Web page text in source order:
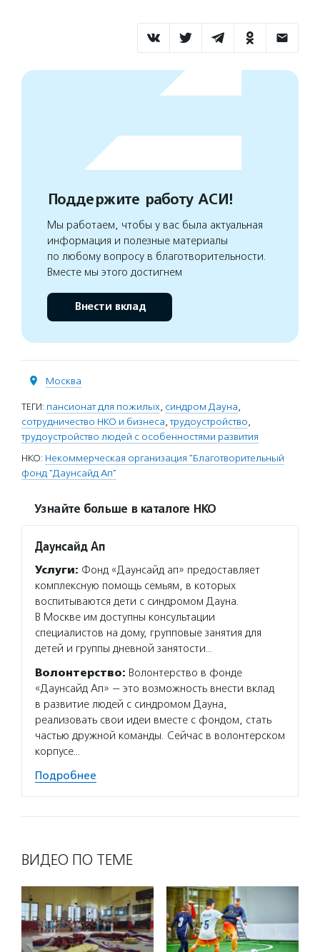
Поддержите работу АСИ!
Мы работаем, чтобы у вас была актуальная
информация и полезные материалы
по любому вопросу в благотворительности.
Вместе мы этого достигнем
Внести вклад
Москва
ТЕГИ: пансионат для пожилых, синдром Дауна,
сотрудничество НКО и бизнеса,трудоустройство,
трудоустройство людей с особенностями развития
НКО: Некоммерческая организация "Благотворительный
фонд "Даунсайд Ап"
Узнайте больше в каталоге НКО
Даунсайд Ап
Услуги: Фонд «Даунсайд ап» предоставляет
комплексную помощь семьям, в которых
воспитываются дети с синдромом Дауна.
В Москве им доступны консультации
специалистов на дому, групповые занятия для
детей и группы дневной занятости…
Волонтерство: Волонтерство в фонде
«Даунсайд Ап» — это возможность внести вклад
в развитие людей с синдромом Дауна,
реализовать свои идеи вместе с фондом, стать
частью дружной команды. Сейчас в волонтерском
корпусе…
Подробнее
ВИДЕО ПО ТЕМЕ